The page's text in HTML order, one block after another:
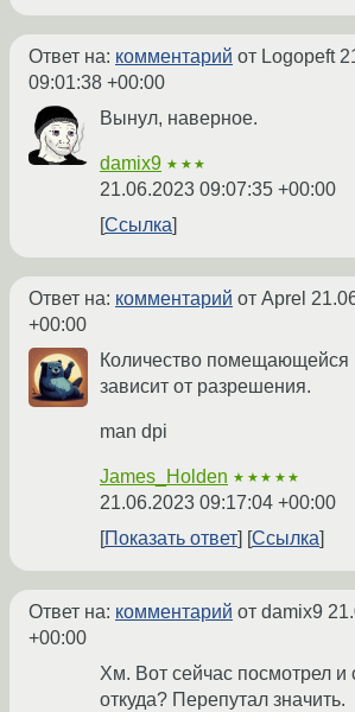
Ответ на: комментарий от Logopeft
09:01:38 +00:00
Вынул, наверное.
damix9 ★★★
21.06.2023 09:07:35 +00:00
Ссылка
Ответ на: комментарий от Aprel
+00:00
Количество
зависит от разрешения.
man dpi
James_Holden ★★★★★
21.06.2023 09:17:04 +00:00
Показать ответ
Ссылка
Ответ на: комментарий от damix9
+00:00
Хм. Вот сейчас посмотрел
откуда? Перепутал значить.